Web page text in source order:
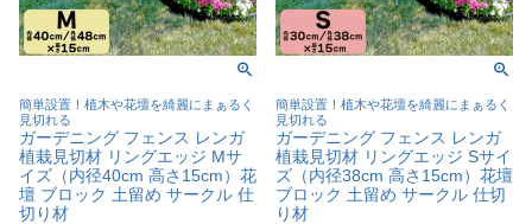
簡単設置！植木や花壇を綺麗にまぁるく
見切れる
ガーデニング フェンス レンガ
植栽見切材 リングエッジ Mサ
イズ（内径40cm 高さ15cm）花
壇 ブロック 土留め サークル 仕
切り材
簡単設置！植木や花壇を綺麗にまぁるく
見切れる
ガーデニング フェンス レンガ
植栽見切材 リングエッジ Sサイ
ズ（内径38cm 高さ15cm）花壇
ブロック 土留め サークル 仕切
り材